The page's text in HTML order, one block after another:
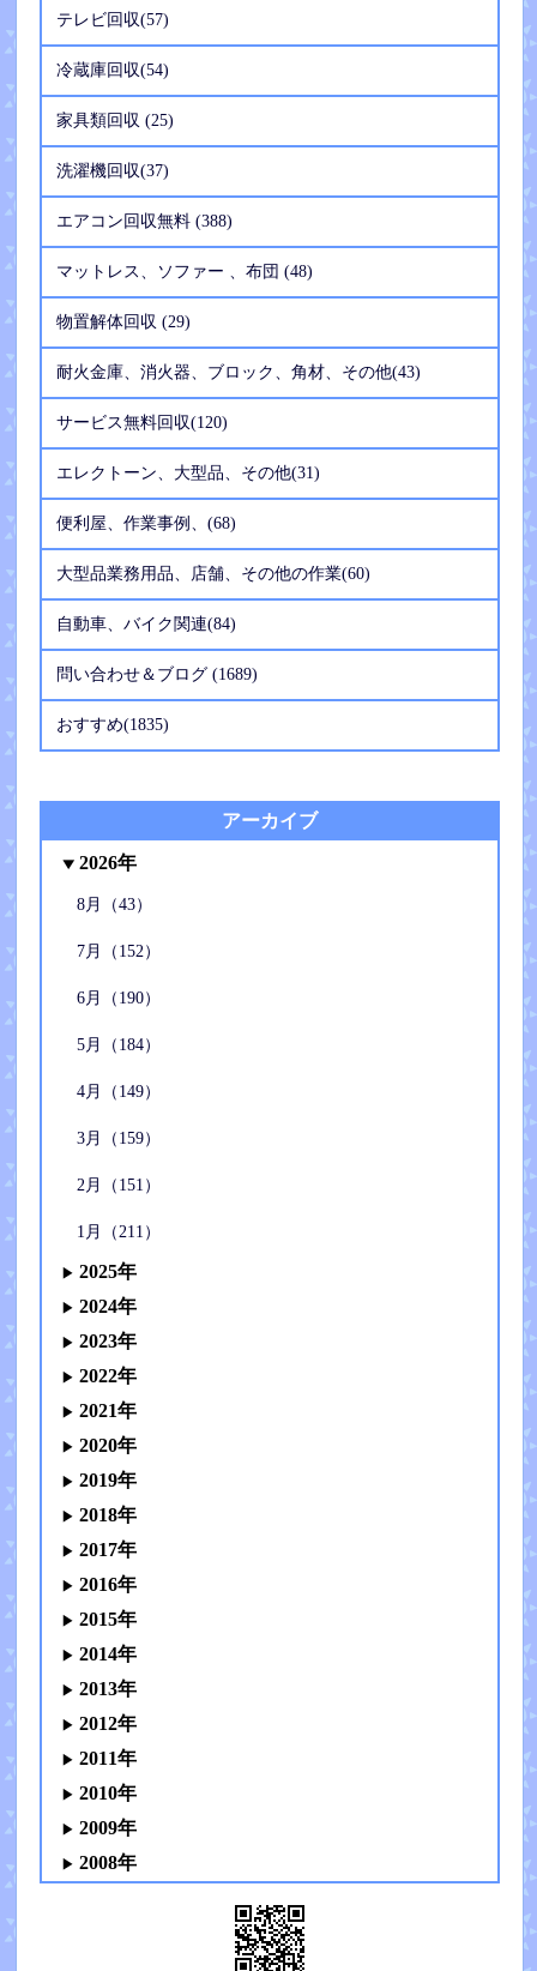
テレビ回収(57)
冷蔵庫回収(54)
家具類回収 (25)
洗濯機回収(37)
エアコン回収無料 (388)
マットレス、ソファー 、布団 (48)
物置解体回収 (29)
耐火金庫、消火器、ブロック、角材、その他(43)
サービス無料回収(120)
エレクトーン、大型品、その他(31)
便利屋、作業事例、(68)
大型品業務用品、店舗、その他の作業(60)
自動車、バイク関連(84)
問い合わせ＆ブログ (1689)
おすすめ(1835)
アーカイブ
2026年
8月（43）
7月（152）
6月（190）
5月（184）
4月（149）
3月（159）
2月（151）
1月（211）
2025年
2024年
2023年
2022年
2021年
2020年
2019年
2018年
2017年
2016年
2015年
2014年
2013年
2012年
2011年
2010年
2009年
2008年